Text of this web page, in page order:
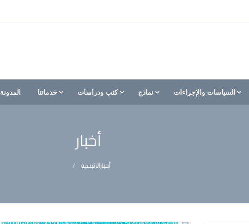
السياسات والإجراءات نماذج كتب ودراسات خدماتنا المدونة
أخبار
الرئيسيةأخبار